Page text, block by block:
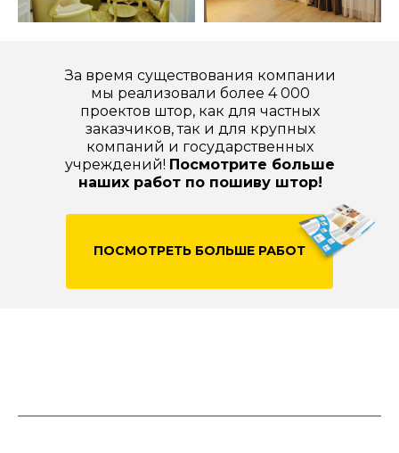
ПОСМОТРЕТЬ БОЛЬШЕ РАБОТ
За время существования компании
мы реализовали более 4 000
проектов штор, как для частных
заказчиков, так и для крупных
компаний и государственных
учреждений! Посмотрите больше
наших работ по пошиву штор!